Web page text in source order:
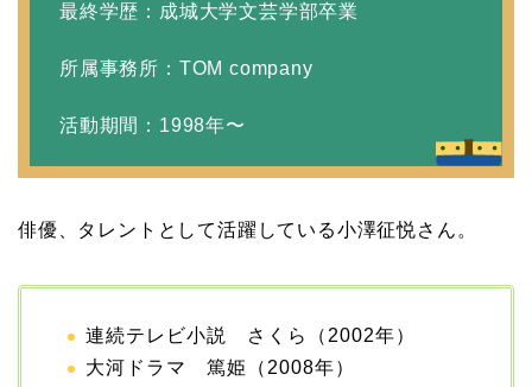
10年！
AKUROの結婚馴れ初め
はスポーツジム！キュー
最終学歴：成城大学文芸学部卒業
所属事務所：TOM company
活動期間：1998年〜
俳優、タレントとして活躍している小澤征悦さん。
連続テレビ小説 さくら（2002年）
大河ドラマ 篤姫（2008年）